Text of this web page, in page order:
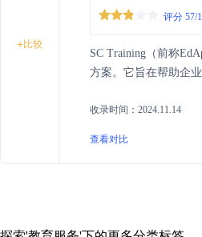
+比较
评分 57/
SC Training（前称
方案。它旨在帮助企
收录时间：2024.11.14
查看对比